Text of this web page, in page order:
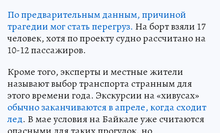
По предварительным данным, причиной
трагедии мог стать перегруз. На борт взяли 17
человек, хотя по проекту судно рассчитано на
10-12 пассажиров.
Кроме того, эксперты и местные жители
называют выбор транспорта странным для
этого времени года. Экскурсии на «хивусах»
обычно заканчиваются в апреле, когда сходит
лед. В мае условия на Байкале уже считаются